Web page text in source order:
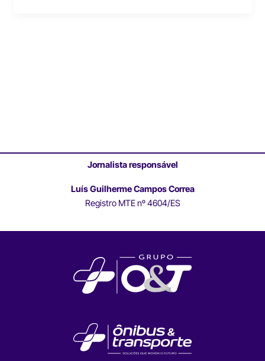
Jornalista responsável
Luís Guilherme Campos Correa
Registro MTE nº 4604/ES